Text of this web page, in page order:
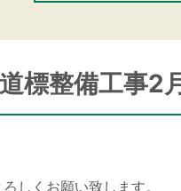
標整備工事2
しくお願い致します。